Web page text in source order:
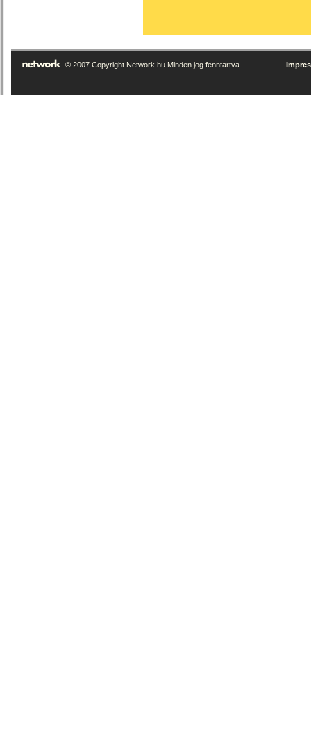
© 2007 Copyright Network.hu Minden jog fenntartva.